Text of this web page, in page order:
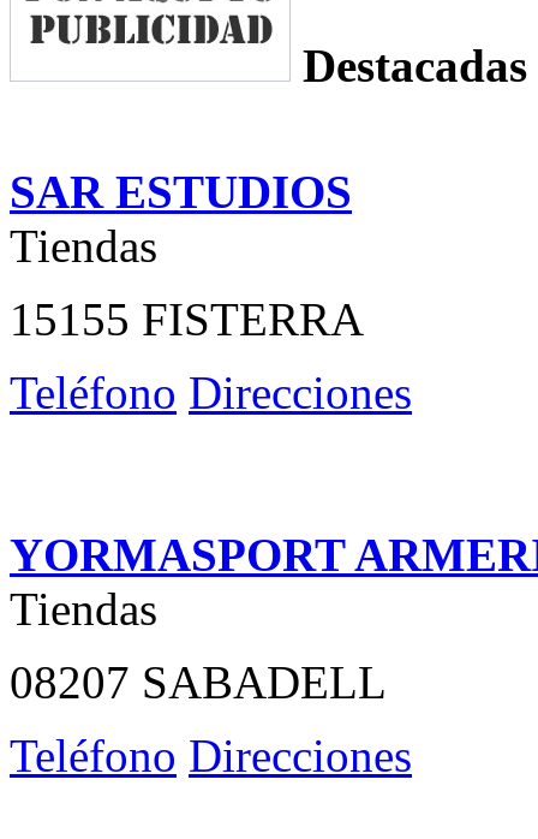
Destacadas
SAR ESTUDIOS
Tiendas
15155 FISTERRA
Teléfono Direcciones
YORMASPORT
Tiendas
08207 SABADELL
Teléfono Direcciones